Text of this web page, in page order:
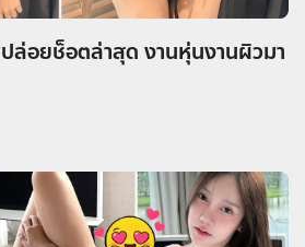
ล่อยช็อตล่าสุด งานหุ่นงานผิวมา